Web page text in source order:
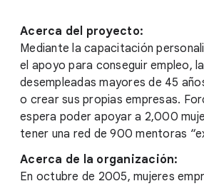
Acerca del proyecto:
Mediante la capacitación
el apoyo para conseguir empleo,
desempleadas mayores de 45
o crear sus propias empresas.
espera poder apoyar a 2,000
tener una red de 900 mentoras
Acerca de la organización:
En octubre de 2005, mujeres